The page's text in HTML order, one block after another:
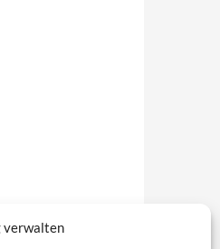
verwalten